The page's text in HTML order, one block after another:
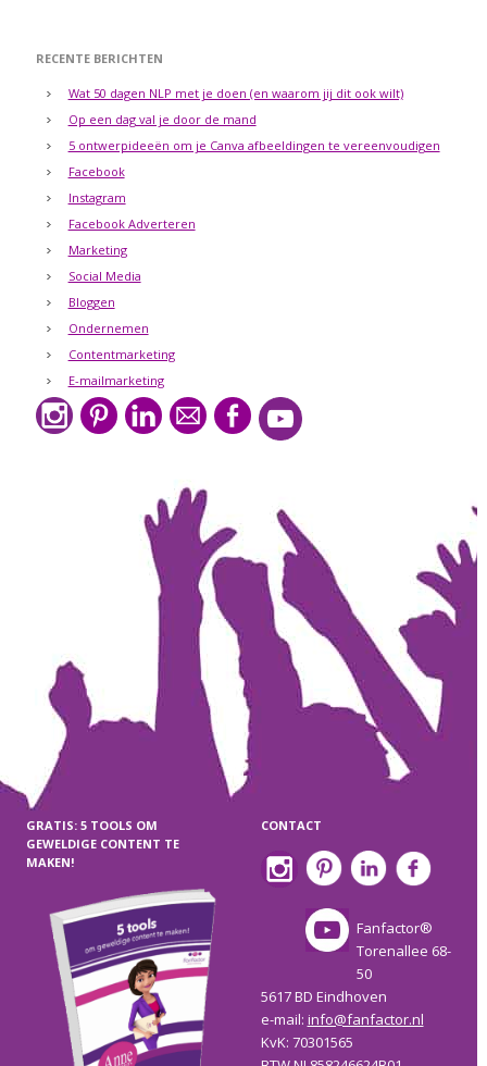
RECENTE BERICHTEN
Wat 50 dagen NLP met je doen (en waarom jij dit ook wilt)
Op een dag val je door de mand
5 ontwerpideeën om je Canva afbeeldingen te vereenvoudigen
Facebook
Instagram
Facebook Adverteren
Marketing
Social Media
Bloggen
Ondernemen
Contentmarketing
E-mailmarketing
GRATIS: 5 TOOLS OM
GEWELDIGE CONTENT TE
MAKEN!
CONTACT
Fanfactor®
Torenallee 68-
50
5617 BD Eindhoven
e-mail: info@fanfactor.nl
KvK: 70301565